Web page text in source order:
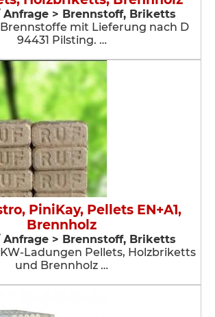
Anfrage > Brennstoff, Briketts
mit Lieferung nach D
94431 Pilsting. …
PiniKay, Pellets EN+A1,
Brennholz
Anfrage > Brennstoff, Briketts
Ladungen Pellets, Holzbriketts
und Brennholz …